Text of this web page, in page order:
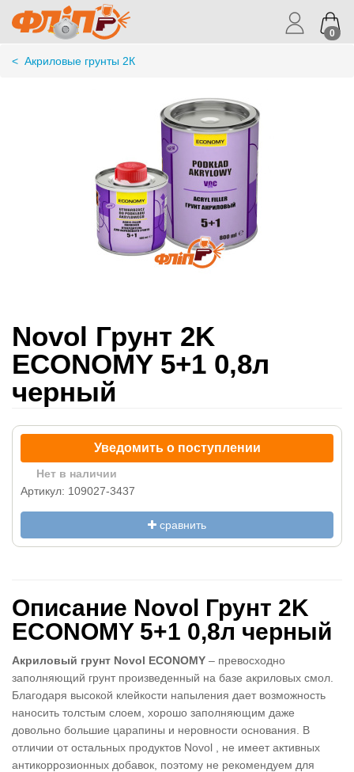
0
< Акриловые грунты 2К
Novol Грунт 2K
ECONOMY 5+1 0,8л
черный
Уведомить о поступлении
Нет в наличии
Артикул: 109027-3437
сравнить
Описание Novol Грунт 2K
ECONOMY 5+1 0,8л черный
Акриловый грунт Novol ECONOMY – превосходно
заполняющий грунт произведенный на базе акриловых смол.
Благодаря высокой клейкости напыления дает возможность
наносить толстым слоем, хорошо заполняющим даже
довольно большие царапины и неровности основания. В
отличии от остальных продуктов Novol , не имеет активных
антикоррозионных добавок, поэтому не рекомендуем для